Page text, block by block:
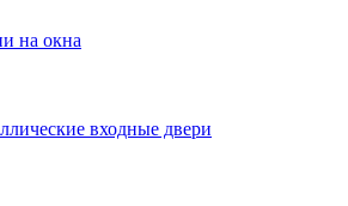
на окна
входные двери